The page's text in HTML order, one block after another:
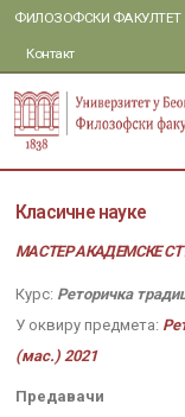
ФИЛОЗОФСКИ ФАКУЛТЕТ
Контакт
Класичне науке
МАСТЕР АКАДЕМСКЕ
Курс: Реторичка
У оквиру предмета:
(мас.) 2021
Предавачи